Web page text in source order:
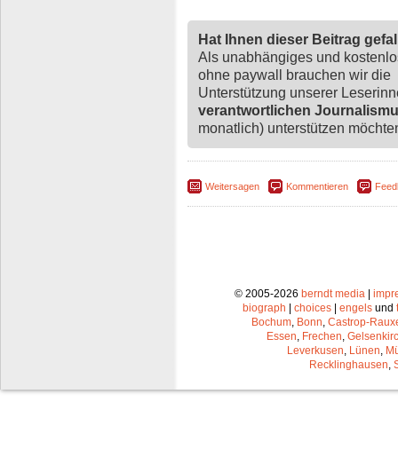
Hat Ihnen dieser Beitrag
Als unabhängiges und
ohne paywall brauchen wir die
Unterstützung unserer
verantwortlichen
monatlich) unterstützen
Weitersagen Kommentieren
© 2005-2026 berndt media |
biograph | choices | engels und
Bochum Bonn Castrop-
Essen Frechen
Leverkusen Lünen
Recklinghausen